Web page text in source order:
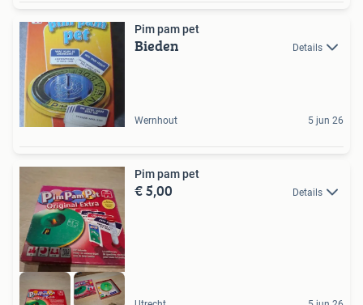
Pim pam pet
Bieden Details
Wernhout 5 jun 26
Pim pam pet
€ 5,00 Details